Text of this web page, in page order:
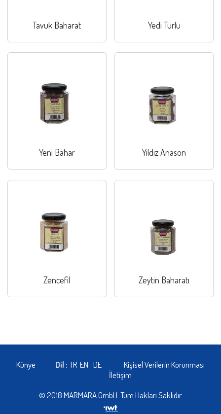
Tavuk Baharat Yedi Türlü
Yeni Bahar Yıldız Anason
Zencefil Zeytin Baharatı
Künye Dil :TR EN DE
Kişisel Verilerin Korunması
İletişim
© 2018 MARMARA GmbH. Tüm Hakları Saklıdır.